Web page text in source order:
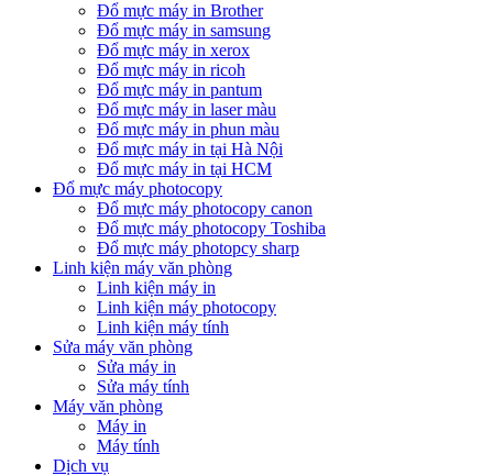
Đổ mực máy in Brother
Đổ mực máy in samsung
Đổ mực máy in xerox
Đổ mực máy in ricoh
Đổ mực máy in pantum
Đổ mực máy in laser màu
Đổ mực máy in phun màu
Đổ mực máy in tại Hà Nội
Đổ mực máy in tại HCM
Đổ mực máy photocopy
Đổ mực máy photocopy canon
Đổ mực máy photocopy Toshiba
Đổ mực máy photopcy sharp
Linh kiện máy văn phòng
Linh kiện máy in
Linh kiện máy photocopy
Linh kiện máy tính
Sửa máy văn phòng
Sửa máy in
Sửa máy tính
Máy văn phòng
Máy in
Máy tính
Dịch vụ